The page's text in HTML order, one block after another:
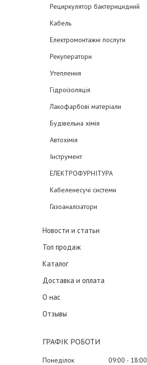
Рециркулятор бактерицидний
Кабель
Електромонтажні послуги
Рекуператори
Утеплення
Гідроізоляція
Лакофарбові матеріали
Будівельна хімія
Автохімія
Інструмент
ЕЛЕКТРОФУРНІТУРА
Кабеленесучі системи
Газоаналізатори
Новости и статьи
Топ продаж
Каталог
Доставка и оплата
О нас
Отзывы
ГРАФІК РОБОТИ
Понеділок 09:00
18:00